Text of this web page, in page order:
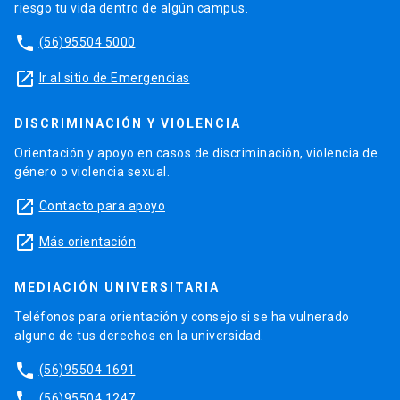
riesgo tu vida dentro de algún campus.
phone (56)95504 5000
launch Ir al sitio de Emergencias
DISCRIMINACIÓN Y VIOLENCIA
Orientación y apoyo en casos de discriminación, violencia de
género o violencia sexual.
launch Contacto para apoyo
launch Más orientación
MEDIACIÓN UNIVERSITARIA
Teléfonos para orientación y consejo si se ha vulnerado
alguno de tus derechos en la universidad.
phone (56)95504 1691